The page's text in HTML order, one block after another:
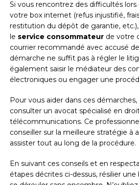
Si vous rencontrez des difficultés lors
votre box internet (refus injustifié,
restitution du dépôt de garantie, etc.),
le service consommateur de votre
courrier recommandé avec accusé
démarche ne suffit pas à régler le
également saisir le médiateur des
électroniques ou engager une
Pour vous aider dans ces démarches,
consulter un avocat spécialisé en
télécommunications. Ce
conseiller sur la meilleure stratégie à
assister tout au long de la procédure.
En suivant ces conseils et en
étapes décrites ci-dessus, résilier